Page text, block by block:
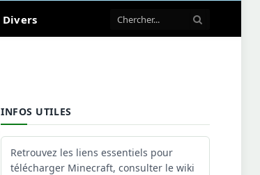
Divers
INFOS UTILES
Retrouvez les liens essentiels pour
télécharger Minecraft, consulter le wiki